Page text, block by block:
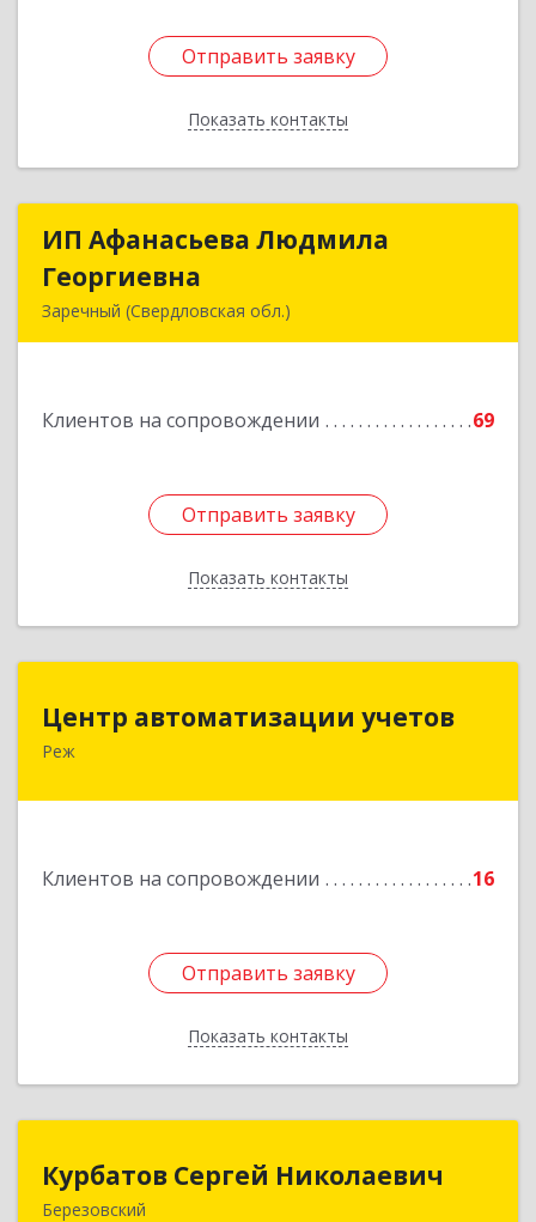
Отправить заявку
Показать контакты
Отправить заявку
Назад
ИП Афанасьева Людмила
Георгиевна
Заречный (Свердловская обл.)
Клиентов на сопровождении 69
Отправить заявку
Показать контакты
ИП Афанасьева Людмила
Подробнее
Отправить заявку
Назад
Центр автоматизации учетов
Реж
Клиентов на сопровождении 16
Отправить заявку
Показать контакты
623750, Свердловская обл, Режевской р-н, Реж
Отправить заявку
Назад
Курбатов Сергей Николаевич
Березовский
Курбатов Сергей Николаевич